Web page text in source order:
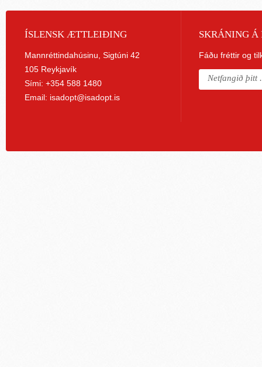
ÍSLENSK ÆTTLEIÐING
Mannréttindahúsinu, Sigtúni 42
105 Reykjavík
Sími: +354 588 1480
Email: isadopt@isadopt.is
SKRÁNING Á
Fáðu fréttir og